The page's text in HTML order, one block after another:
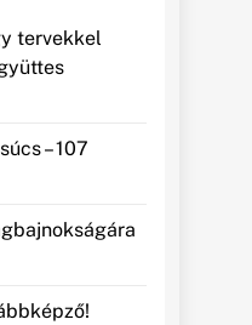
tervekkel
– 107